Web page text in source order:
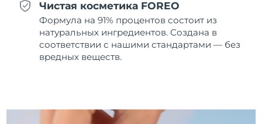
Чистая косметика FOREO
Формула на 91% процентов состоит из
натуральных ингредиентов. Создана в
соответствии с нашими стандартами — без
вредных веществ.
Филиппины
Ожидаемая дата доставки
8/13/26
8/10/26